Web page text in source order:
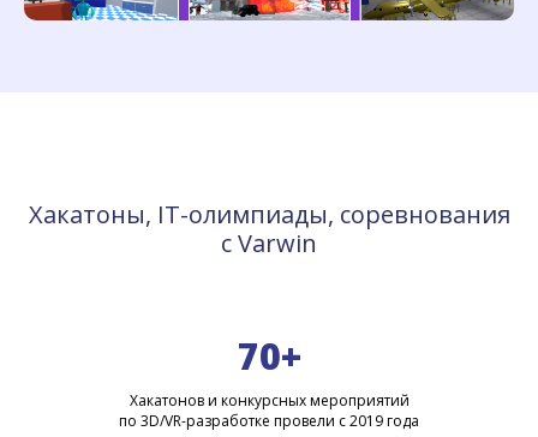
Хакатоны, IT-олимпиады, соревнования
с Varwin
70+
Хакатонов и конкурсных мероприятий
по 3D/VR-разработке провели с 2019 года